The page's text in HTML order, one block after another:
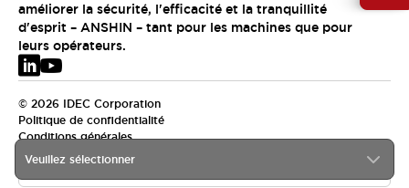
Veuillez sélectionner
améliorer la sécurité, l'efficacité et la tranquillité
d'esprit – ANSHIN – tant pour les machines que pour
leurs opérateurs.
© 2026 IDEC Corporation
Politique de confidentialité
Conditions générales
EMEA